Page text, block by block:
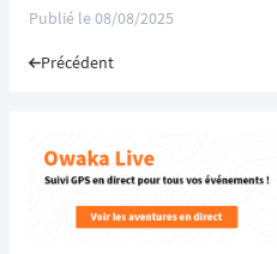
Publié le08/08/2025
Précédent